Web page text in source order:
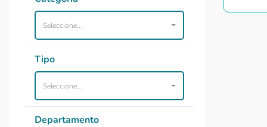
Seleccione...
Tipo
Seleccione...
Departamento